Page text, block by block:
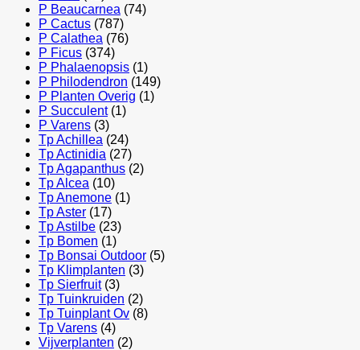
P Beaucarnea (74)
P Cactus (787)
P Calathea (76)
P Ficus (374)
P Phalaenopsis (1)
P Philodendron (149)
P Planten Overig (1)
P Succulent (1)
P Varens (3)
Tp Achillea (24)
Tp Actinidia (27)
Tp Agapanthus (2)
Tp Alcea (10)
Tp Anemone (1)
Tp Aster (17)
Tp Astilbe (23)
Tp Bomen (1)
Tp Bonsai Outdoor (5)
Tp Klimplanten (3)
Tp Sierfruit (3)
Tp Tuinkruiden (2)
Tp Tuinplant Ov (8)
Tp Varens (4)
Vijverplanten (2)